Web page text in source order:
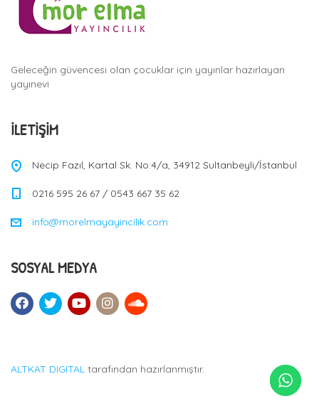
Geleceğin güvencesi olan çocuklar için yayınlar hazırlayan
yayınevi
İLETIŞIM
Necip Fazıl, Kartal Sk. No:4/a, 34912 Sultanbeyli/İstanbul
0216 595 26 67 / 0543 667 35 62
info@morelmayayincilik.com
SOSYAL MEDYA
ALTKAT DIGITAL tarafından hazırlanmıştır.